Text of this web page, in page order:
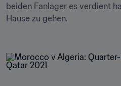
beiden Fanlager es verdient
Hause zu gehen.